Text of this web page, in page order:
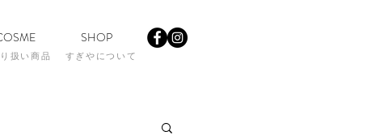
SHOP
扱い商品 すぎやについて